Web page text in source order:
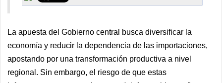
La apuesta del Gobierno central busca diversificar la
economía y reducir la dependencia de las importaciones,
apostando por una transformación productiva a nivel
regional. Sin embargo, el riesgo de que estas